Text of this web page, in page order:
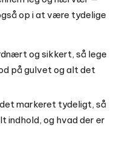
op i at være tydelige
og sikkert, så lege
på gulvet og alt det
markeret tydeligt, så
indhold, og hvad der er